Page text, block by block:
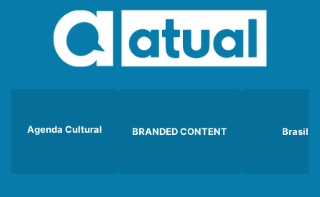
Agenda Cultural BRANDED CONTENT Brasil